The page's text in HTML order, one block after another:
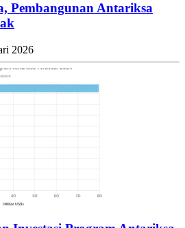
Pembangunan Antariksa
2026